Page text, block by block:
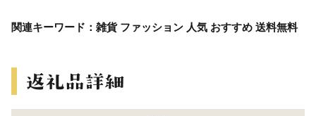
関連キーワード：雑貨 ファッション 人気 おすすめ 送料無料